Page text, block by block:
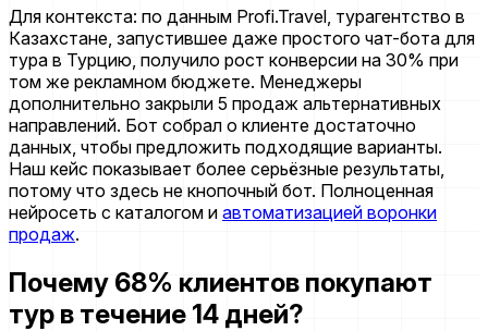
Для контекста: по данным Profi.Travel, турагентство в
Казахстане, запустившее даже простого чат-бота для
тура в Турцию, получило рост конверсии на 30% при
том же рекламном бюджете. Менеджеры
дополнительно закрыли 5 продаж альтернативных
направлений. Бот собрал о клиенте достаточно
данных, чтобы предложить подходящие варианты.
Наш кейс показывает более серьёзные результаты,
потому что здесь не кнопочный бот. Полноценная
нейросеть с каталогом и автоматизацией воронки
продаж.
Почему 68% клиентов покупают
тур в течение 14 дней?